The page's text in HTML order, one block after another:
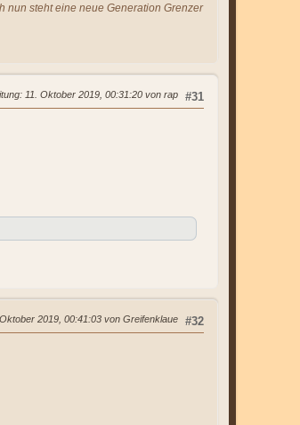
nun steht eine neue Generation Grenzer
#31
: 11. Oktober 2019, 00:31:20 von rap
#32
2019, 00:41:03 von Greifenklaue